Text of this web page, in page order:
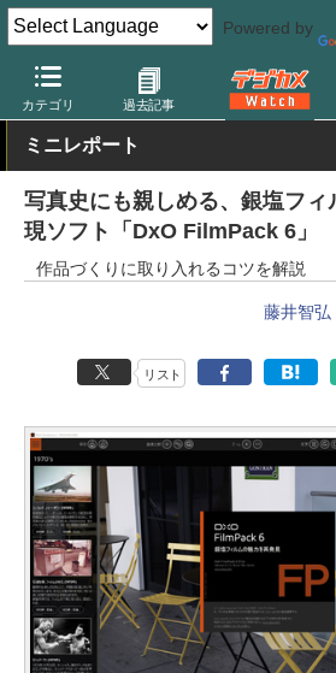
Powered by
カテゴリ 過去記事
デジカメ Watch PC/モバイル関連 ア
ミニレポート
写真史にも親しめる、銀塩フィ
現ソフト「DxO FilmPack 6」
作品づくりに取り入れるコツを解説
藤井智弘
リスト